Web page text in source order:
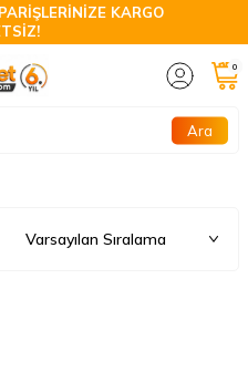
KARGO
Ara
0